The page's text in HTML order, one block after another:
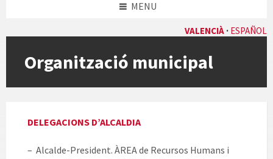
VALENCIÀ ESPAÑOL
MENU
Organització municipal
DELEGACIONS D’ALCALDIA
– Alcalde-President. ÀREA de Recursos Humans i